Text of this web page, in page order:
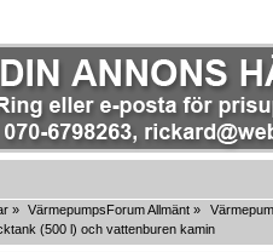
» VärmepumpsForum Allmänt »
(500 l) och vattenburen kamin